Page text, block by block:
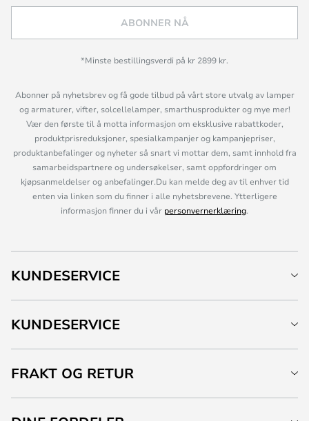
ABONNER NÅ
*Minste bestillingsverdi på kr 2899 kr.
Abonner på nyhetsbrev og få gode tilbud på vårt store utvalg av lamper
og armaturer, vifter, solcellelamper, smarthusprodukter og mye mer!
Vær den første til å motta informasjon om eksklusive rabattkoder,
produktprisreduksjoner, spesialkampanjer og kampanjepriser,
produktanbefalinger og nyheter så snart vi mottar dem, samt innhold fra
samarbeidspartnere og undersøkelser, samt oppfordringer om
kjøpsanmeldelser og anbefalinger.Du kan melde deg av til enhver tid
enten via linken som du finner i alle nyhetsbrevene. Ytterligere
informasjon finner du i vår personvernerklæring.
KUNDESERVICE
KUNDESERVICE
FRAKT OG RETUR